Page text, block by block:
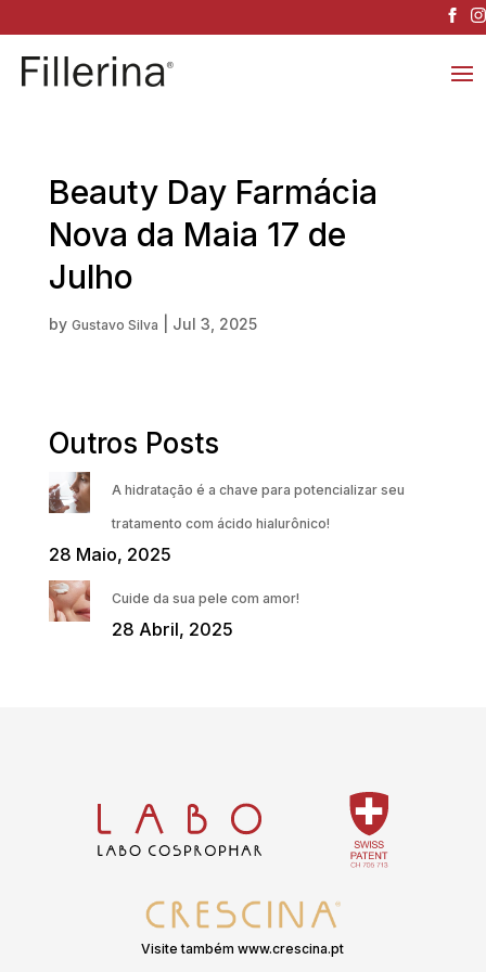
Beauty Day Farmácia
Nova da Maia 17 de
Julho
by Gustavo Silva Jul 3, 2025
Outros Posts
A hidratação é a chave para potencializar seu
tratamento com ácido hialurônico!
28 Maio, 2025
Cuide da sua pele com amor!
28 Abril, 2025
Visite também www.crescina.pt